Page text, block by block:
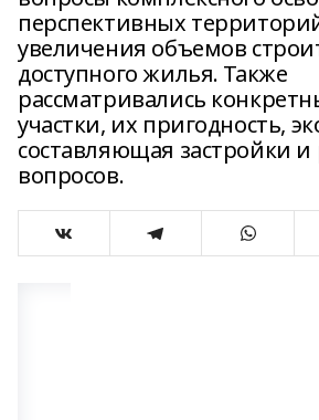
перспективных
увеличения объемов
доступного жилья. Также
рассматривались
участки, их пригодность,
составляющая застройки и
вопросов.